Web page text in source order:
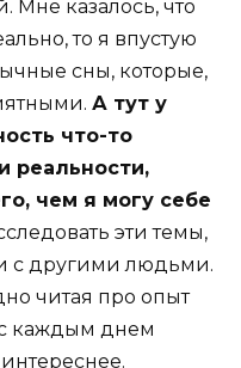
Мне казалось, что
то я впустую
сны, которые,
А тут у
что-то
реальности,
чем я могу себе
эти темы,
с другими людьми.
читая про опыт
с каждым днем